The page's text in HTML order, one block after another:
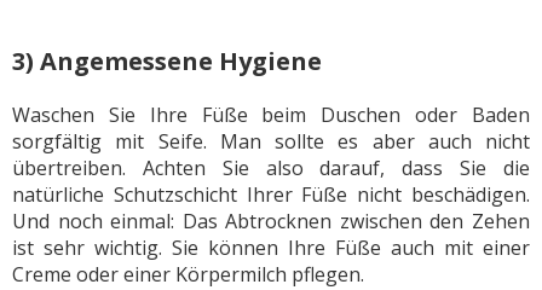
3) Angemessene Hygiene
Waschen Sie Ihre Füße beim Duschen oder Baden
sorgfältig mit Seife. Man sollte es aber auch nicht
übertreiben. Achten Sie also darauf, dass Sie die
natürliche Schutzschicht Ihrer Füße nicht beschädigen.
Und noch einmal: Das Abtrocknen zwischen den Zehen
ist sehr wichtig. Sie können Ihre Füße auch mit einer
Creme oder einer Körpermilch pflegen.